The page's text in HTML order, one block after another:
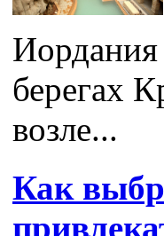
Иордания
берегах
возле...
Как